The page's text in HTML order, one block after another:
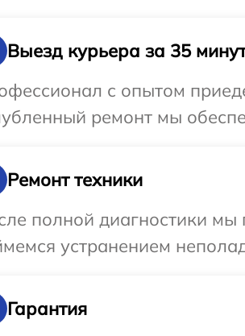
Выезд курьера за 35
с опытом
ремонт мы
Ремонт техники
полной диагностики мы
устранением
Гарантия